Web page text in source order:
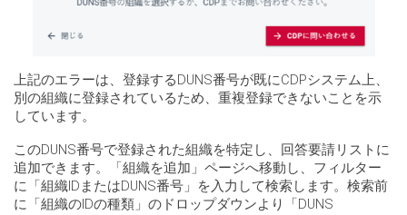
上記のエラーは、登録するDUNS番号が既にCDPシステム上、
別の組織に登録されているため、重複登録できないことを示
しています。
このDUNS番号で登録された組織を特定し、回答要請リストに
追加できます。「組織を追加」ページへ移動し、フィルター
に「組織IDまたはDUNS番号」を入力して検索します。検索前
に「組織のIDの種類」のドロップダウンより「DUNS